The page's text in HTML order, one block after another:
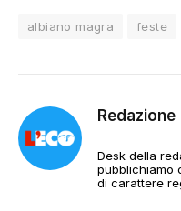
albiano magra feste
Redazione
Desk della
pubblichiamo
di carattere